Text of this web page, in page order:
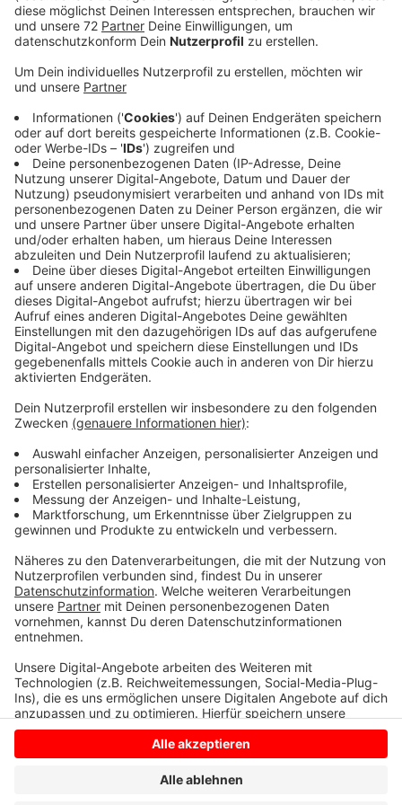
Maitouren sind bei vielen von Ihnen im Kreis Coesfeld
treffen, ist aktuell wegen der Kontaktbeschränkungen
sind daher heute verstärkt im Einsatz und kontrollieren
beliebte Treffpunkte. In Dülmen ist das Ordnungsamt
heute im Dauereinsatz, zum Beispiel am Bulderner See,
an der Kapelle Visbeck und am Merfelder Grillplatz -
bis 19 Uhr und dann übernimmt ein privater
Sicherheitsdienst. Ähnlich sieht das in Billerbeck aus:
Hier unterstützt ein privater Sicherheitsdienst das
Ordnungsamt bei den Kontrollen im Bereich der
Fahrradstraße zwischen Billerbeck und Darfeld. Das
Nottulner Ordnungsamt hofft, dass es heute wegen
des Wetters eher ruhig bleibt. Mitarbeiter sind hier
unter anderem am Longinusturm und am
Modellflugplatz unterwegs. Die Polizei unterstützt die
Ordnungsämter heute ebenfalls bei den Kontrollen
zum Beispiel in Senden, Lüdinghause und
Seppenrade. Sie dürfen sich draußen aktuell nur mit
einem anderen Haushalt und maximal zu fünft treffen.
Kinder unter 14 zählen nicht mit - so steht es in den
aktuellen Coronaregeln.
Anzeige